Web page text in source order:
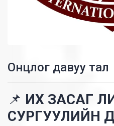
Онцлог давуу тал
📌 ИХ ЗАСАГ
СУРГУУЛИЙН